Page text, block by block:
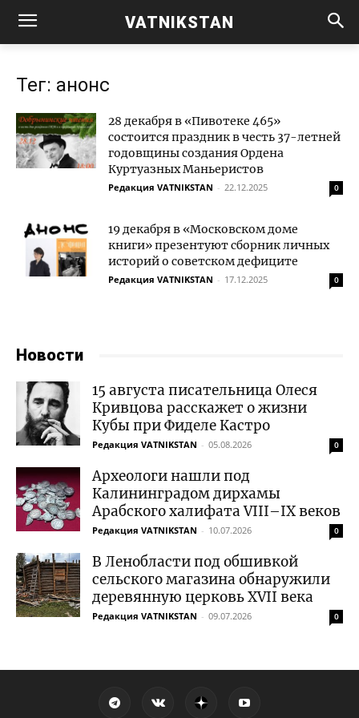
VATNIKSTAN
Тег: анонс
28 декабря в «Пивотеке 465»
состоится праздник в честь 37-летней
годовщины создания Ордена
Куртуазных Маньеристов
Редакция VATNIKSTAN - 22.12.2025 0
19 декабря в «Московском доме
книги» презентуют сборник личных
историй о советском дефиците
Редакция VATNIKSTAN - 17.12.2025 0
Новости
15 августа писательница Олеся
Кривцова расскажет о жизни
Кубы при Фиделе Кастро
Редакция VATNIKSTAN - 05.08.2026 0
Археологи нашли под
Калининградом дирхамы
Арабского халифата VIII–IX веков
Редакция VATNIKSTAN - 10.07.2026 0
В Ленобласти под обшивкой
сельского магазина обнаружили
деревянную церковь XVII века
Редакция VATNIKSTAN - 09.07.2026 0